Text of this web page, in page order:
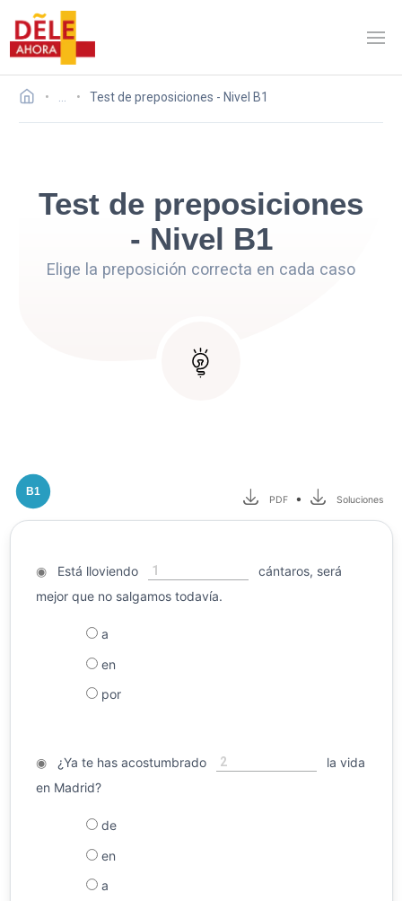
Test de preposiciones - Nivel B1
Test de preposiciones
- Nivel B1
Elige la preposición correcta en cada caso
B1
PDF • Soluciones
◉Está lloviendo 1
cántaros, será
mejor que no salgamos todavía.
a
en
por
◉¿Ya te has acostumbrado 2
la vida
en Madrid?
de
en
a